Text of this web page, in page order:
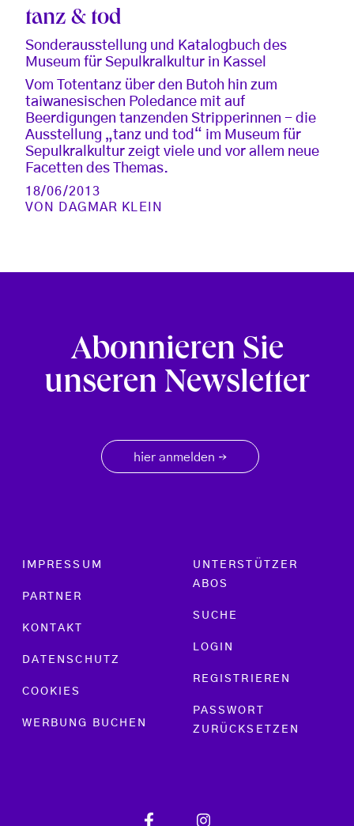
tanz & tod
Sonderausstellung und Katalogbuch des
Museum für Sepulkralkultur in Kassel
Vom Totentanz über den Butoh hin zum
taiwanesischen Poledance mit auf
Beerdigungen tanzenden Stripperinnen - die
Ausstellung „tanz und tod“ im Museum für
Sepulkralkultur zeigt viele und vor allem neue
Facetten des Themas.
18/06/2013
VON
DAGMAR KLEIN
Abonnieren Sie
unseren Newsletter
hier anmelden →
Footer menu
IMPRESSUM
PARTNER
KONTAKT
DATENSCHUTZ
COOKIES
WERBUNG BUCHEN
UNTERSTÜTZER
ABOS
SUCHE
LOGIN
REGISTRIEREN
PASSWORT
ZURÜCKSETZEN